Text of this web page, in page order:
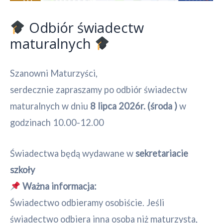
Odbiór świadectw
maturalnych
Szanowni Maturzyści,
serdecznie zapraszamy po odbiór świadectw
maturalnych w dniu 8 lipca 2026r. (środa )w
godzinach 10.00-12.00
Świadectwa będą wydawane w sekretariacie
szkoły
Ważna informacja:
Świadectwo odbieramy osobiście. Jeśli
świadectwo odbiera inna osoba niż maturzysta,